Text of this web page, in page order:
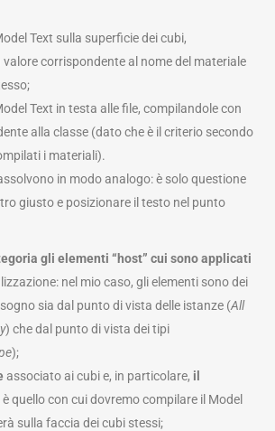
Text sulla superficie dei cubi,
corrispondente al nome del materiale
Text in testa alle file, compilandole con
alla classe (dato che è il criterio secondo
i materiali).
in modo analogo: è solo questione
giusto e posizionare il testo nel punto
gli elementi “host” cui sono applicati
nel mio caso, gli elementi sono dei
sia dal punto di vista delle istanze (All
) che dal punto di vista dei tipi
);
associato ai cubi e, in particolare, il
è quello con cui dovremo compilare il Model
sulla faccia dei cubi stessi;